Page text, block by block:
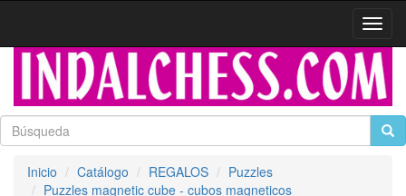
Inicio Catálogo REGALOS
Puzzles
Puzzles magnetic cube - cubos magneticos